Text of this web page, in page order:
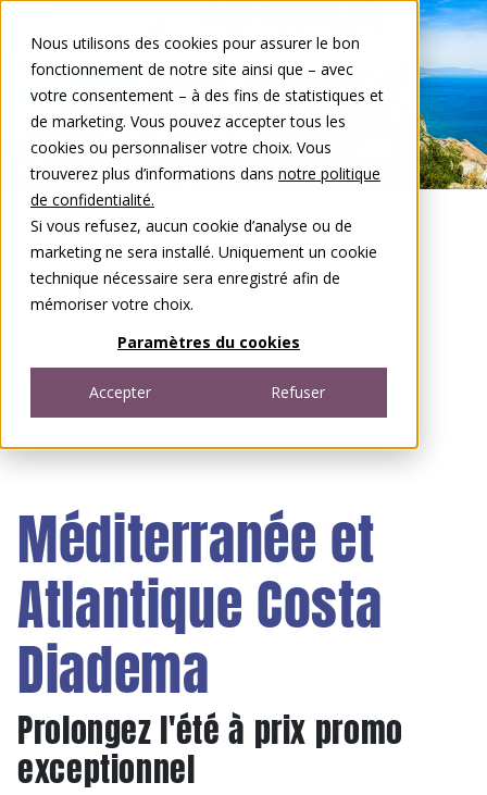
Nous utilisons des cookies pour assurer le bon
fonctionnement de notre site ainsi que – avec
votre consentement – à des fins de statistiques et
de marketing. Vous pouvez accepter tous les
cookies ou personnaliser votre choix. Vous
trouverez plus d’informations dans notre politique
de confidentialité.
Si vous refusez, aucun cookie d’analyse ou de
marketing ne sera installé. Uniquement un cookie
technique nécessaire sera enregistré afin de
mémoriser votre choix.
Paramètres du cookies
Accepter Refuser
DEFR
Open menu
Méditerranée et
Atlantique Costa
Diadema
Prolongez l'été à prix promo
exceptionnel